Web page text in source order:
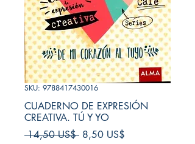
SKU: 9788417430016
CUADERNO DE EXPRESIÓN
CREATIVA. TÚ Y YO
14,50 US$ Precio
8,50 US$